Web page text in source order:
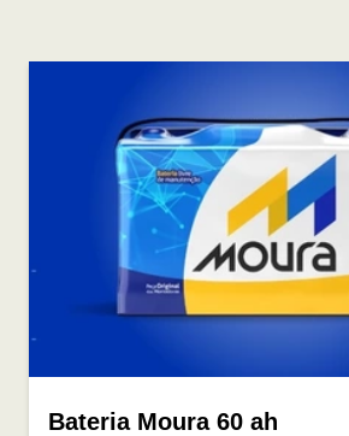
Bateria Moura 60 ah